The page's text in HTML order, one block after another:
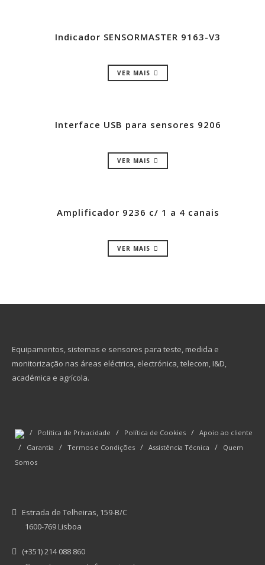
Indicador SENSORMASTER 9163-V3
VER MAIS
Interface USB para sensores 9206
VER MAIS
Amplificador 9236 c/ 1 a 4 canais
VER MAIS
Equipamentos, sistemas e sensores para teste, medida e
monitorização nas áreas eléctrica, electrónica, telecom, I&D,
académica e agrícola.
/ Política de Privacidade / Política de Cookies / Apoio ao cliente
/ Garantia / Termos e Condições / Assistência Técnica /
Quem
Somos
Estrada de Telheiras, 159-B/C
1600-769 Lisboa
(+351) 214 088 860